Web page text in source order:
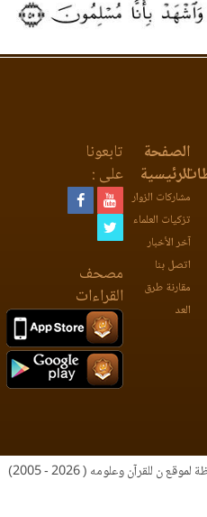
الصفحة
الرئيسية
مشاركات الزوار
تزكيات العلماء
آخر الأخبار
اتصل بنا
مقارنة طرق
العد
تابعونا
على :
مصحف
القراءات
ن للقرآن وعلومه ( 2026 - 2005)